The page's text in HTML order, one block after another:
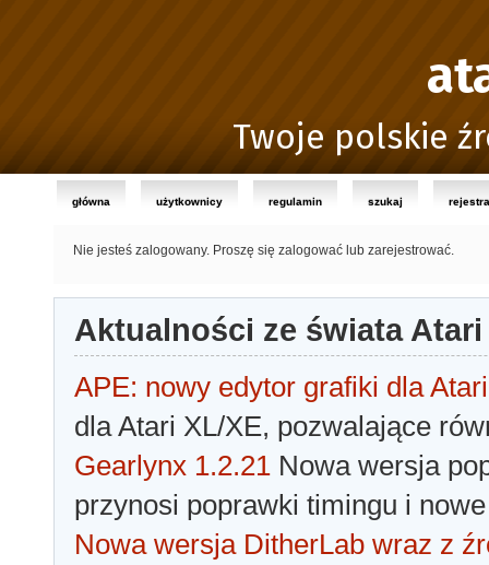
Twoje polskie
główna użytkownicy regulamin szukaj
Nie jesteś zalogowany. Proszę się zalogować lub zarejestrować.
Aktualności ze świata Atari
APE: nowy edytor grafiki dla Atari
dla Atari XL/XE, pozwalające
Gearlynx 1.2.21 Nowa wersja
przynosi poprawki timingu i
Nowa wersja DitherLab wraz z